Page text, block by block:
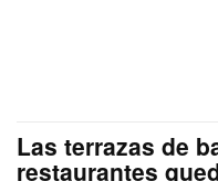
Las terrazas de
restaurantes